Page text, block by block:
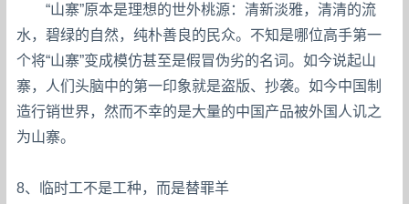
“山寨”原本是理想的世外桃源：清新淡雅，清清的流
水，碧绿的自然，纯朴善良的民众。不知是哪位高手第一
个将“山寨”变成模仿甚至是假冒伪劣的名词。如今说起山
寨，人们头脑中的第一印象就是盗版、抄袭。如今中国制
造行销世界，然而不幸的是大量的中国产品被外国人讥之
为山寨。
8、临时工不是工种，而是替罪羊